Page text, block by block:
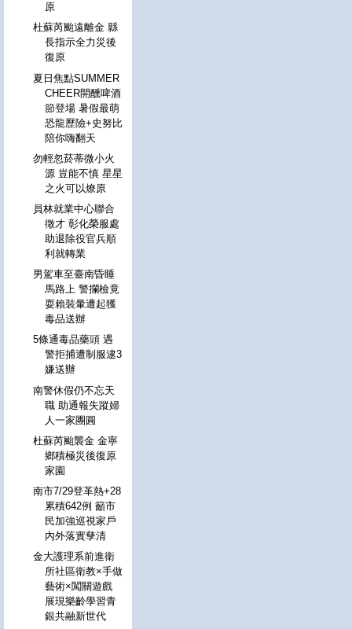
原
杜蘇芮颱遠離金 縣
長指示全力災後
復原
夏日焦點SUMMER
CHEER開醺啤酒
節登場 暑假最萌
恐龍歷險+史努比
陪你嗨翻天
勿輕忽菸蒂微小火
源 豈能不慎 星星
之火可以燎原
員林就業中心聯合
徵才 彰化榮服處
助退除役官兵順
利就轉業
男駕車至臺南昏睡
馬路上 警攔檢竟
耍賴裝暈遭起獲
毒品送辦
5條通毒品藥頭 遇
警拒捕遭制服逮3
嫌送辦
南警休假仍不忘天
職 助通報失蹤婦
人一家團圓
杜蘇芮颱襲金 金寧
鄉積極災後復原
家園
南市7/29登革熱+28
累積642例 籲市
民加強巡視家戶
內外落實孳清
金大護理系前進衛
所社區衛教×手做
藝術×闖關遊戲
展現樂齡學習青
銀共融新世代